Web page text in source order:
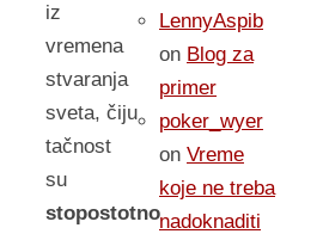
iz
vremena
stvaranja
sveta, čiju
tačnost
su
stopostotno
LennyAspib
on Blog za
primer
poker_wyer
on Vreme
koje ne treba
nadoknaditi